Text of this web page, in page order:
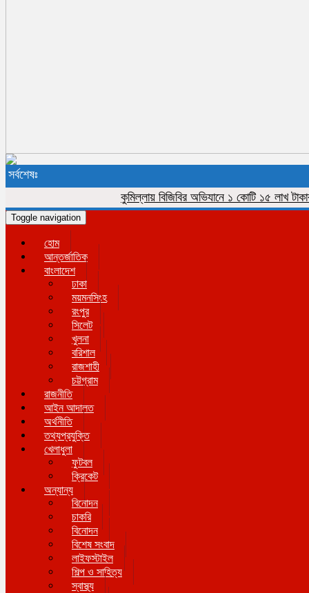
সর্বশেষঃ
কুমিল্লায় বিজিবির অভিযানে ১ কোটি ১৫ লাখ টাকার
Toggle navigation
হোম
আন্তর্জাতিক
বাংলাদেশ
ঢাকা
ময়মনসিংহ
রংপুর
সিলেট
খুলনা
বরিশাল
রাজশাহী
চট্টগ্রাম
রাজনীতি
আইন আদালত
অর্থনীতি
তথ্যপ্রযুক্তি
খেলাধুলা
ফুটবল
ক্রিকেট
অন্যান্য
বিনোদন
চাকরি
বিনোদন
বিশেষ সংবাদ
লাইফস্টাইল
শিল্প ও সাহিত্য
স্বাস্থ্য